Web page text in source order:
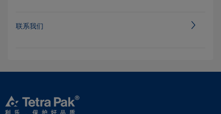
联系我们